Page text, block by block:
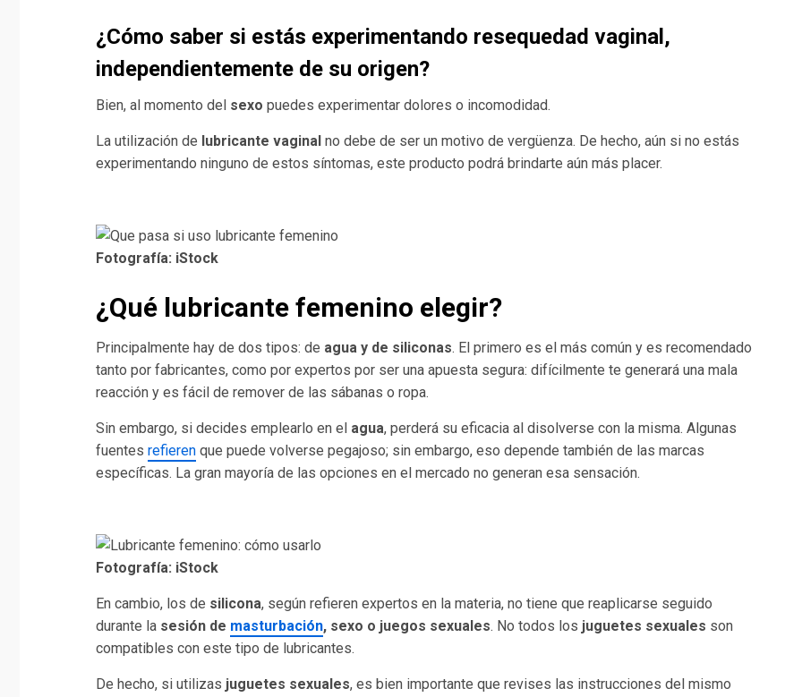
¿Cómo saber si estás experimentando resequedad vaginal ,
independientemente de su origen?
Bien, al momento del sexo puedes experimentar dolores o incomodidad.
La utilización de lubricante vaginal no debe de ser un motivo de vergüenza. De hecho, aún si no estás
experimentando ninguno de estos síntomas, este producto podrá brindarte aún más placer.
Fotografía: iStock
¿Qué lubricante femenino elegir?
Principalmente hay de dos tipos: de agua y de siliconas. El primero es el más común y es recomendado
tanto por fabricantes, como por expertos por ser una apuesta segura: difícilmente te generará una mala
reacción y es fácil de remover de las sábanas o ropa.
Sin embargo, si decides emplearlo en el agua, perderá su eficacia al disolverse con la misma. Algunas
fuentes refieren que puede volverse pegajoso; sin embargo, eso depende también de las marcas
específicas. La gran mayoría de las opciones en el mercado no generan esa sensación.
Fotografía: iStock
En cambio, los de silicona, según refieren expertos en la materia, no tiene que reaplicarse seguido
durante la sesión de masturbación, sexo o juegos sexuales. No todos los juguetes sexuales son
compatibles con este tipo de lubricantes.
De hecho, si utilizas juguetes sexuales, es bien importante que revises las instrucciones del mismo